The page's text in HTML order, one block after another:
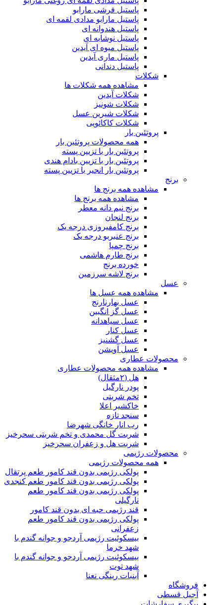
پاستیل فرشی مارابو
پاستیل مارابو مدادی لقمه ای
پاستیل هندوانه ای
پاستیل نوشابه ای
پاستیل میوه ای آیدین
پاستیل ماری آیدین
پاستیل دندانی
شکلات
مشاهده همه شکلات ها
شکلات آیدین
شکلات شونیز
شکلات شیرین عسل
شکلات کاکائویی
پروتئین بار
همه محصولات پروتئین بار
پروتئین بار با تزیین پسته
پروتئین بار با تزیین بادام هندی
پروتئین بار انجیر با تزیین پسته
برنج
مشاهده همه برنج ها
مشاهده همه برنج ها
برنج نیم دانه معطر
برنج لنجان
برنج کامفیروزی درجه یک
برنج عنبربو درجه یک
برنج چمپا
برنج طارم هاشمی
خورده برنج
برنج لاشه سرزمین
عسل
مشاهده همه عسل ها
عسل بهارنارنج
عسل گز انگبین
عسل سیاهدانه
عسل کنار
عسل گشنیز
عسل آویشن
محصولات عطاری
مشاهده همه محصولات عطاری
هل (۲مثقال)
پودر نارگیل
تخم شربتی
خاکشیر اعلا
سنجد تازه
رب انار خانگی شهرضا
شربت گل محمدی و تخم شربتی سحرخیز
شربت هل و زعفران سحرخیز
محصولات رژیمی
همه محصولات رژیمی
پولکی رژیمی بدون قند کامور طعم پرتقال
پولکی رژیمی بدون قند کامور طعم کنجدی
پولکی رژیمی بدون قند کامور طعم
نارگیلی
قند رژیمی حبه ای بدون قند کامور
پولکی رژیمی بدون قند کامور طعم
زعفرانی
بيسکوئيت رژیمی آردجو و جوانه گندم با
شهد خرما
بيسکوئيت رژیمی آردجو و جوانه گندم با
شهد توت
آبنبات رینگی نعنا
فروشگاه
آجیل قسطی